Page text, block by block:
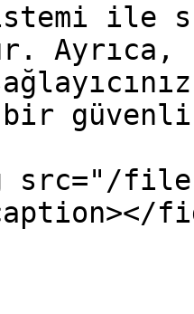
ile
güvenlik
src="/files/